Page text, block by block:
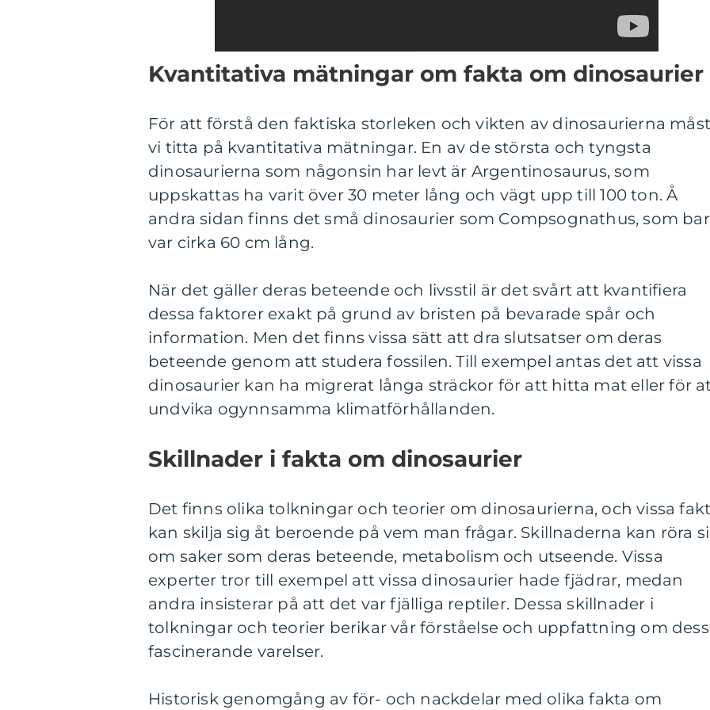
Kvantitativa mätningar om fakta om dinosaurier
För att förstå den faktiska storleken och vikten av dinosaurierna
vi titta på kvantitativa mätningar. En av de största och tyngsta
dinosaurierna som någonsin har levt är Argentinosaurus, som
uppskattas ha varit över 30 meter lång och vägt upp till 100 ton. Å
andra sidan finns det små dinosaurier som Compsognathus, som
var cirka 60 cm lång.
När det gäller deras beteende och livsstil är det svårt att kvantifiera
dessa faktorer exakt på grund av bristen på bevarade spår och
information. Men det finns vissa sätt att dra slutsatser om deras
beteende genom att studera fossilen. Till exempel antas det att vissa
dinosaurier kan ha migrerat långa sträckor för att hitta mat eller för
undvika ogynnsamma klimatförhållanden.
Skillnader i fakta om dinosaurier
Det finns olika tolkningar och teorier om dinosaurierna, och vissa
kan skilja sig åt beroende på vem man frågar. Skillnaderna kan röra
om saker som deras beteende, metabolism och utseende. Vissa
experter tror till exempel att vissa dinosaurier hade fjädrar, medan
andra insisterar på att det var fjälliga reptiler. Dessa skillnader i
tolkningar och teorier berikar vår förståelse och uppfattning om
fascinerande varelser.
Historisk genomgång av för- och nackdelar med olika fakta om